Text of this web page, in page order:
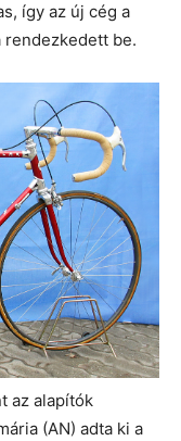
így az új cég a
rendezkedett be.
az alapítók
(AN) adta ki a